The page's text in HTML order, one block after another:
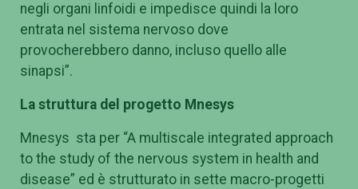
negli organi linfoidi e impedisce quindi la loro
entrata nel sistema nervoso dove
provocherebbero danno, incluso quello alle
sinapsi”.
La struttura del progetto Mnesys
Mnesys sta per “A multiscale integrated approach
to the study of the nervous system in health and
disease” ed è strutturato in sette macro-progetti